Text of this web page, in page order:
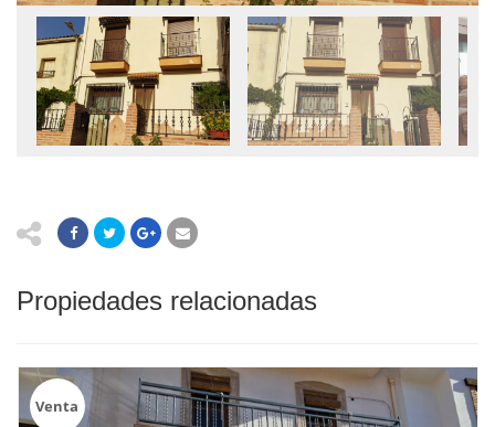
Propiedades relacionadas
Venta